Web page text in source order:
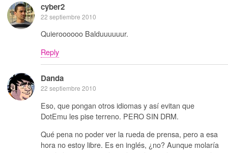
cyber2
22 septiembre 2010
Quieroooooo Balduuuuuur.
Reply
Danda
22 septiembre 2010
Eso, que pongan otros idiomas y así evitan que
DotEmu les pise terreno. PERO SIN DRM.
Qué pena no poder ver la rueda de prensa, pero a esa
hora no estoy libre. Es en inglés, ¿no? Aunque molaría